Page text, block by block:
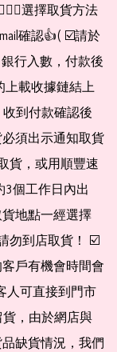
選擇取貨方法
確認👍( ☑️請於
行入數，付款後
上載收據鏈結上
到付款確認後
須出示通知取貨
貨，或用順豐速
3個工作日內出
地點一經選擇
勿到店取貨！ ☑️
戶有機會時間會
人可直接到門市
，由於網店與
缺貨情況，我們